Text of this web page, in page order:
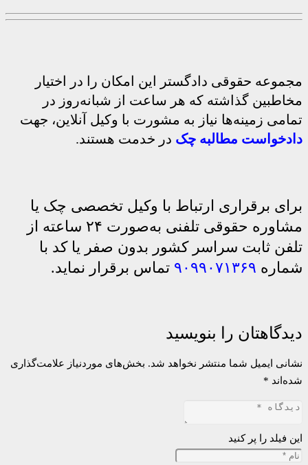
مجموعه حقوقی دادگستر این امکان را در اختیار
مخاطبین گذاشته که هر ساعت از شبانه‌روز در
تمامی زمینه‌ها نیاز به مشورت با وکیل آنلاین، جهت
دادخواست مطالبه چک در خدمت هستند.
برای برقراری ارتباط با وکیل تخصصی چک یا
مشاوره حقوقی تلفنی به‌صورت ۲۴ ساعته از
تلفن ثابت سراسر کشور بدون صفر یا کد با
شماره
تماس برقرار نماید.
دیدگاهتان را بنویسید
نشانی ایمیل شما منتشر نخواهد شد. بخش‌های موردنیاز علامت‌گذاری
شده‌اند *
این فیلد را پر کنید